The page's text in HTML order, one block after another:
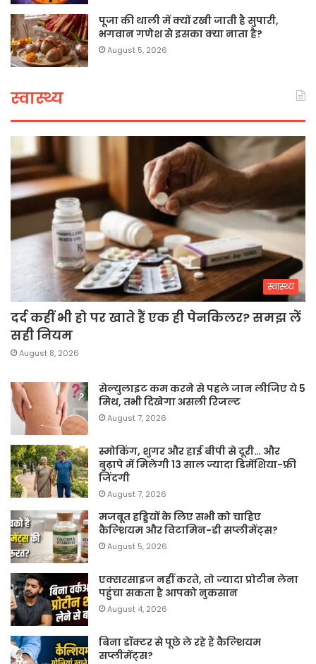
पूजा की थाली में क्यों रखी जाती है सुपारी,
भगवान गणेश से इसका क्या नाता है?
August 5, 2026
स्वास्थ्य
स्वास्थ्य
दर्द कहीं भी हो पर खाते हैं एक ही पेनकिलर? समझ लें
सही नियम
August 8, 2026
सेल्युलाइट कम करने से पहले जान लीजिए ये 5
मिथ, तभी दिखेगा असली रिजल्ट
August 7, 2026
स्मोकिंग, शुगर और हाई बीपी से दूरी… और
बुढ़ापे में मिलेगी 13 साल ज्यादा डिमेंशिया-फ्री
जिंदगी
August 7, 2026
मजबूत हड्डियों के लिए सभी को चाहिए
कैल्शियम और विटामिन-डी सप्लीमेंट्स?
August 5, 2026
एक्सरसाइज नहीं करते, तो ज्यादा प्रोटीन लेना
पहुंचा सकता है आपको नुकसान
August 4, 2026
बिना डॉक्टर से पूछे ले रहे हैं कैल्शियम
सप्लीमेंट्स?